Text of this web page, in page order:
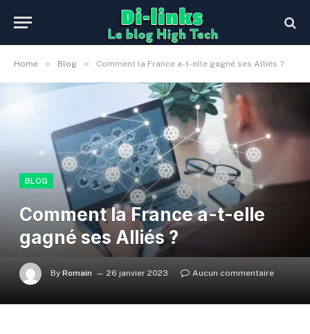
Home » Blog » Comment la France a-t-elle gagné ses Alliés ?
BLOG
Comment la France a-t-elle
gagné ses Alliés ?
By Romain 26 janvier 2023 Aucun commentaire